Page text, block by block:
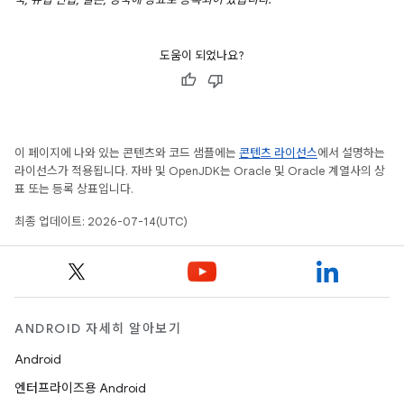
도움이 되었나요?
이 페이지에 나와 있는 콘텐츠와 코드 샘플에는 콘텐츠 라이선스에서 설명하는
라이선스가 적용됩니다. 자바 및 OpenJDK는 Oracle 및 Oracle 계열사의 상
표 또는 등록 상표입니다.
최종 업데이트: 2026-07-14(UTC)
ANDROID 자세히 알아보기
Android
엔터프라이즈용 Android